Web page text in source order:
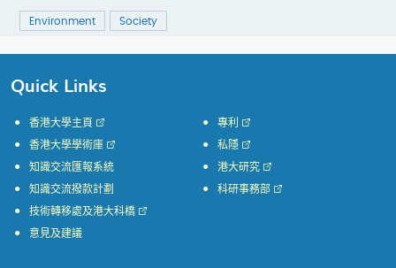
Environment Society
Quick Links
香港大學主頁
香港大學學術庫
知識交流匯報系統
知識交流撥款計劃
專利
私隱
港大研究
科研事務部
技術轉移處及港大科橋
意見及建議